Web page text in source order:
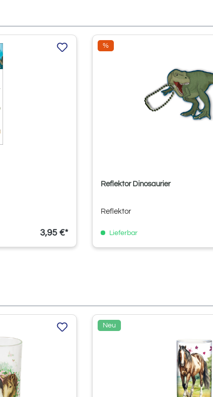
3,95 €*
Rabatt
%
Reflektor Dinosaurier
Reflektor
Lieferbar
Neu